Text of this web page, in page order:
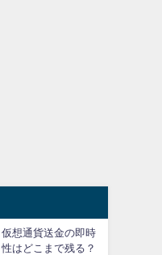
仮想通貨送金の即時
性はどこまで残る？